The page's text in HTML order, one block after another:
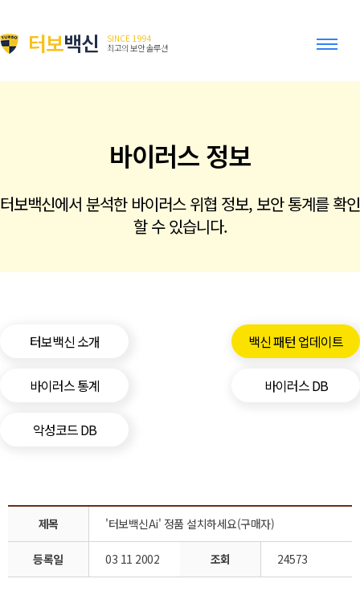
터보백신
SINCE 1994
최고의 보안 솔루션
바이러스 정보
터보백신에서 분석한 바이러스 위협 정보, 보안 통계를 확인
할 수 있습니다.
터보백신 소개 백신 패턴 업데이트
바이러스 통계 바이러스 DB
악성코드 DB
제목 '터보백신Ai' 정품 설치하세요(구매자)
등록일 03 11 2002 조회 24573